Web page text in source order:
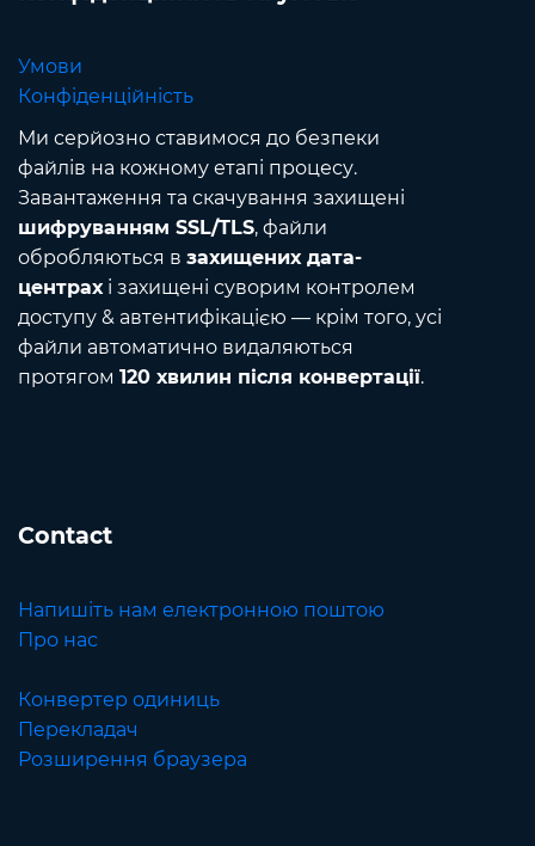
Умови
Конфіденційність
Ми серйозно ставимося до безпеки
файлів на кожному етапі процесу.
Завантаження та скачування захищені
шифруванням SSL/TLS, файли
обробляються в захищених дата-
центрахі захищені суворим контролем
доступу & автентифікацією — крім того, усі
файли автоматично видаляються
протягом 120 хвилин після конвертації.
Contact
Напишіть нам електронною поштою
Про нас
Конвертер одиниць
Перекладач
Розширення браузера